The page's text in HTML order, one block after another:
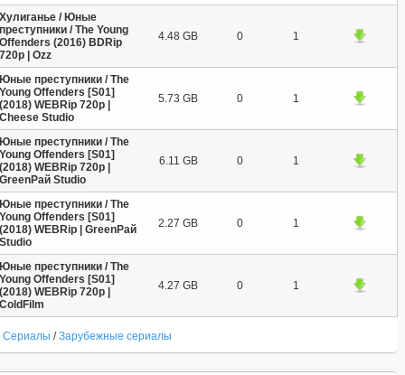
Хулиганье / Юные
преступники / The Young
Offenders (2016) BDRip
720p | Ozz
4.48 GB 0 1
Юные преступники / The
Young Offenders [S01]
(2018) WEBRip 720p |
Cheese Studio
5.73 GB 0 1
Юные преступники / The
Young Offenders [S01]
(2018) WEBRip 720p |
GreenРай Studio
6.11 GB 0 1
Юные преступники / The
Young Offenders [S01]
(2018) WEBRip | GreenРай
Studio
2.27 GB 0 1
Юные преступники / The
Young Offenders [S01]
(2018) WEBRip 720p |
ColdFilm
4.27 GB 0 1
Сериалы /Зарубежные сериалы